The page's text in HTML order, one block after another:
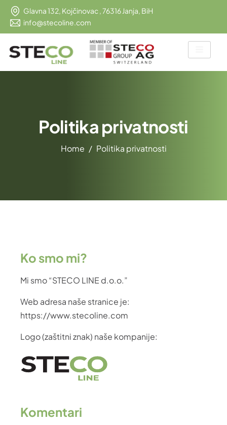
Glavna 132, Kojčinovac , 76316 Janja, BiH
info@stecoline.com
Politika privatnosti
Home Politika privatnosti
Ko smo mi?
Mi smo “STECO LINE d.o.o.”
Web adresa naše stranice je:
https://www.stecoline.com
Logo (zaštitni znak) naše kompanije:
Komentari